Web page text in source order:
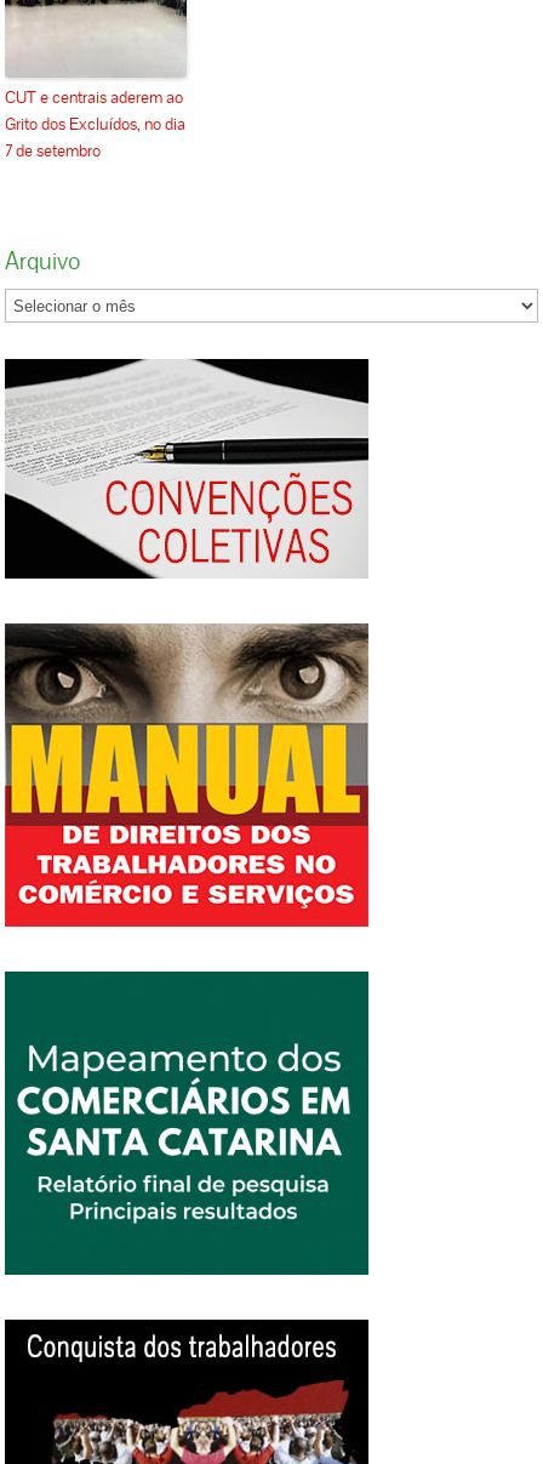
CUT e centrais aderem ao
Grito dos Excluídos, no dia
7 de setembro
Arquivo